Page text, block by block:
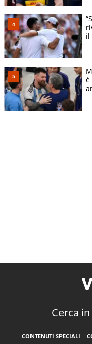
il
è
Cerca
CONTENUTI SPECIALI